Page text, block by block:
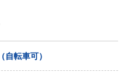
自転車可）